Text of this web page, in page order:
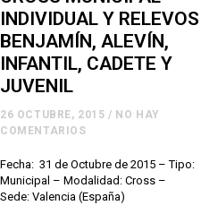
INDIVIDUAL Y RELEVOS
BENJAMÍN, ALEVÍN,
INFANTIL, CADETE Y
JUVENIL
26 OCTUBRE, 2015 / NO HAY
COMENTARIOS
Fecha: 31 de Octubre de 2015 – Tipo:
Municipal – Modalidad: Cross –
Sede: Valencia (España)